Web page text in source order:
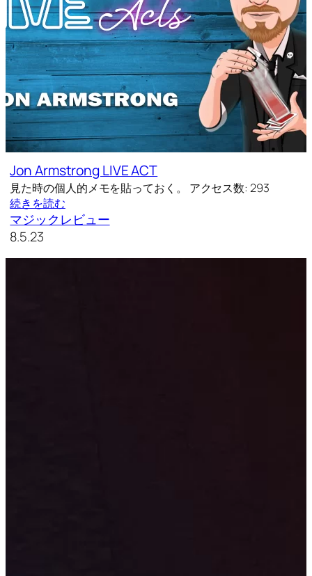
Jon Armstrong LIVE ACT
見た時の個人的メモを貼っておく。 アクセス数: 293
続きを読む
マジックレビュー
8.5.23